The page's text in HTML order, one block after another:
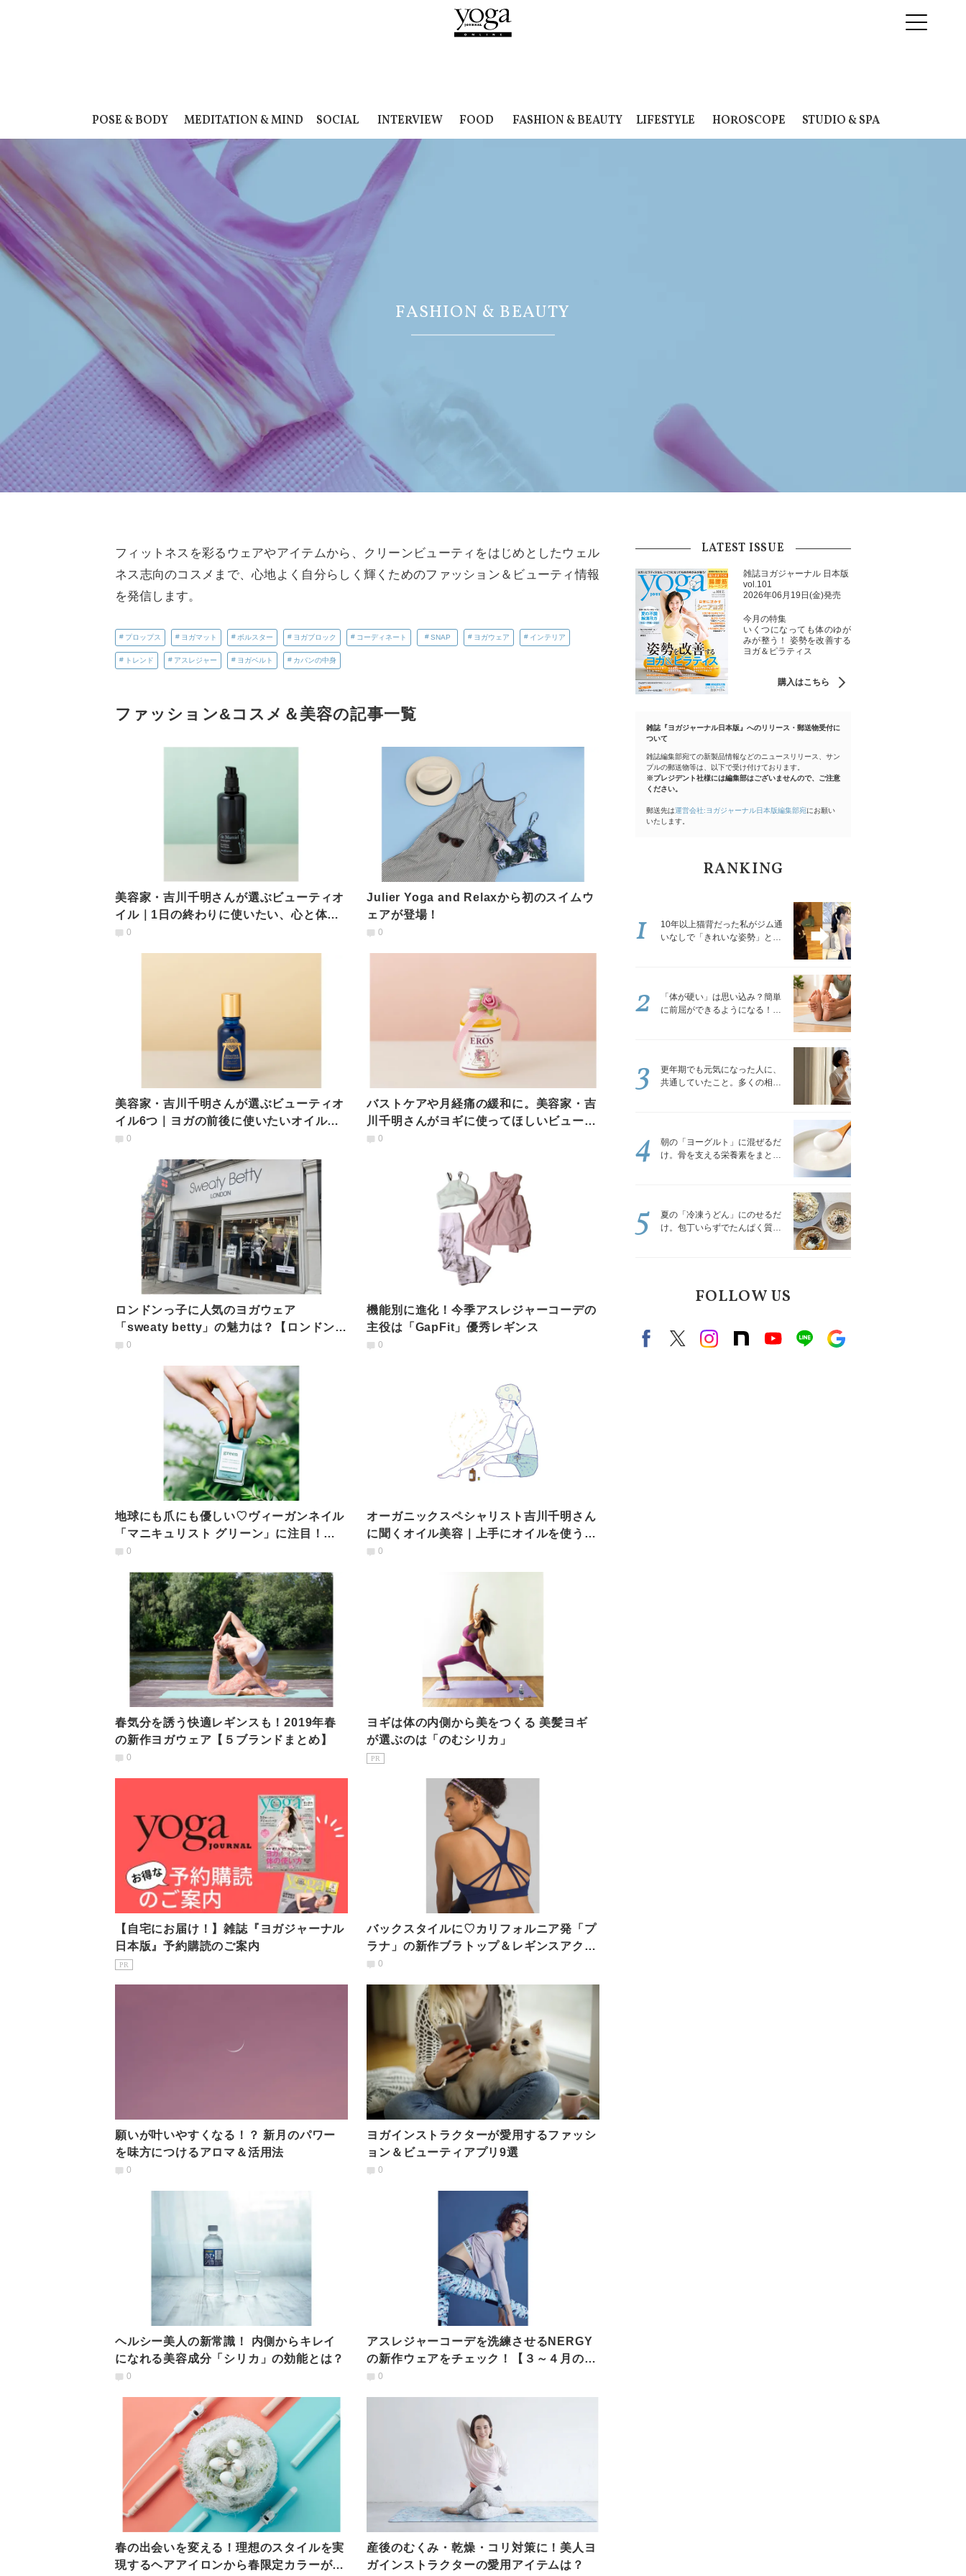
POSE & BODY MEDITATION & MIND SOCIAL INTERVIEW FOOD FASHION & BEAUTY LIFESTYLE HOROSCOPE STUDIO & SPA
FASHION & BEAUTY
フィットネスを彩るウェアやアイテムから、クリーンビューティをはじめとしたウェル
ネス志向のコスメまで、心地よく自分らしく輝くためのファッション＆ビューティ情報
を発信します。
プロップス ヨガマット ボルスター ヨガブロック コーディネート SNAP ヨガウェア インテリア
トレンド アスレジャー ヨガベルト カバンの中身
ファッション&コスメ＆美容の記事一覧
美容家・吉川千明さんが選ぶビューティオ
イル｜1日の終わりに使いたい、心と体を
ほぐすオイルとは
0
Julier Yoga and Relaxから初のスイムウ
ェアが登場！
0
美容家・吉川千明さんが選ぶビューティオ
イル6つ｜ヨガの前後に使いたいオイルと
は0
バストケアや月経痛の緩和に。美容家・吉
川千明さんがヨギに使ってほしいビューテ
ィーオイル５選
0
ロンドンっ子に人気のヨガウェア
「sweaty betty」の魅力は？【ロンドンヨ
ガ通信】
0
機能別に進化！今季アスレジャーコーデの
主役は「GapFit」優秀レギンス
0
地球にも爪にも優しい♡ヴィーガンネイル
「マニキュリスト グリーン」に注目！成
分とは？
0
オーガニックスペシャリスト吉川千明さん
に聞くオイル美容｜上手にオイルを使う4
つのコツとは
0
春気分を誘う快適レギンスも！2019年春
の新作ヨガウェア【５ブランドまとめ】
0
ヨギは体の内側から美をつくる 美髪ヨギ
が選ぶのは「のむシリカ」
PR
【自宅にお届け！】雑誌『ヨガジャーナル
日本版』予約購読のご案内
PR
バックスタイルに♡カリフォルニア発「プ
ラナ」の新作ブラトップ＆レギンスアクテ
ィブに！
0
願いが叶いやすくなる！？ 新月のパワー
を味方につけるアロマ＆活用法
0
ヨガインストラクターが愛用するファッシ
ョン＆ビューティアプリ9選
0
ヘルシー美人の新常識！ 内側からキレイ
になれる美容成分「シリカ」の効能とは？
0
アスレジャーコーデを洗練させるNERGY
の新作ウェアをチェック！【３～４月の新
作】
0
春の出会いを変える！理想のスタイルを実
現するヘアアイロンから春限定カラーが登
産後のむくみ・乾燥・コリ対策に！美人ヨ
ガインストラクターの愛用アイテムは？
LATEST ISSUE
雑誌ヨガジャーナル 日本版
vol.101
2026年06月19日(金)発売
今月の特集
いくつになっても体のゆが
みが整う！ 姿勢を改善する
ヨガ＆ピラティス
購入はこちら
雑誌『ヨガジャーナル日本版』へのリリース・郵送物受付に
ついて
雑誌編集部宛ての新製品情報などのニュースリリース、サン
プルの郵送物等は、以下で受け付けております。
※プレジデント社様には編集部はございませんので、ご注意
ください。
郵送先は運営会社:ヨガジャーナル日本版編集部宛にお願い
いたします。
RANKING
10年以上猫背だった私がジム通
いなしで「きれいな姿勢」と褒
1
「体が硬い」は思い込み？簡単
に前屈ができるようになる！腿
2
更年期でも元気になった人に、
共通していたこと。多くの相談
3
朝の「ヨーグルト」に混ぜるだ
け。骨を支える栄養素をまとめ
4
夏の「冷凍うどん」にのせるだ
け。包丁いらずでたんぱく質を
5
FOLLOW US
FacebookX（旧twitter）
instagram
note Youtubeline